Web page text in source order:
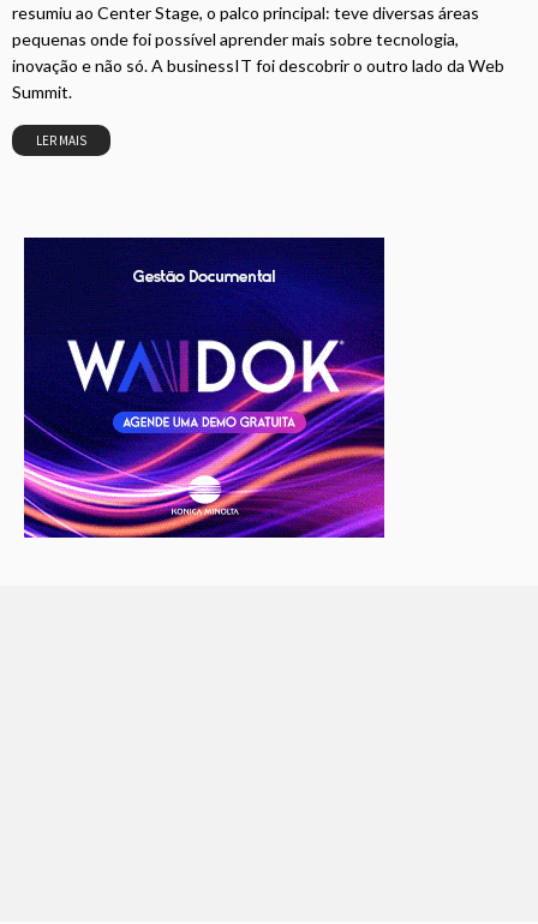
resumiu ao Center Stage, o palco principal: teve diversas áreas
pequenas onde foi possível aprender mais sobre tecnologia,
inovação e não só. A businessIT foi descobrir o outro lado da Web
Summit.
LER MAIS